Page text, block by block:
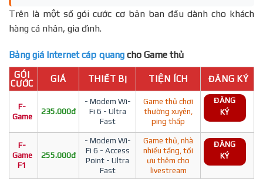
Trên là một số gói cước cơ bản ban đầu dành cho khách
hàng cá nhân, gia đình.
Bảng giá Internet cáp quang cho Game thủ
GÓI
CƯỚC
GIÁ THIẾT BỊ TIỆN ÍCH ĐĂNG KÝ
F-
Game
235.000đ
- Modem Wi-
Fi 6 - Ultra
Fast
Game thủ chơi
thường xuyên,
ping thấp
ĐĂNG
KÝ
F-
Game
F1
255.000đ
- Modem Wi-
Fi 6 - Access
Point - Ultra
Fast
Game thủ, nhà
nhiều tầng, tối
ưu thêm cho
livestream
ĐĂNG
KÝ